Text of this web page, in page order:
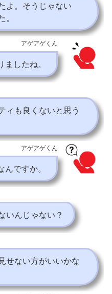
よ。そうじゃない
。
アゲアゲくん
したね。
ィも良くないと思う
アゲアゲくん
んですか。
いんじゃない？
せない方がいいかな